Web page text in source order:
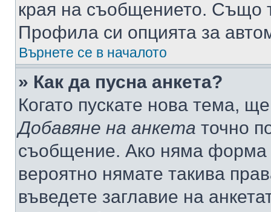
края на съобщението. Също
Профила си опцията за
Върнете се в началото
» Как да пусна анкета?
Когато пускате нова тема,
Добавяне на анкета точно
съобщение. Ако няма форма
вероятно нямате такива
въведете заглавие на